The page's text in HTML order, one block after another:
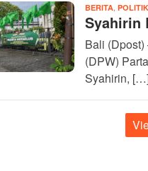
BERITA POLITIK
Syahirin
Bali
(DPW)
Syahirin,